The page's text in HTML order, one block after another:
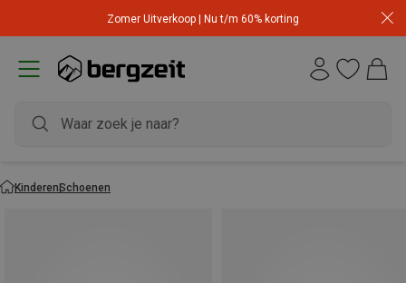
Zomer Uitverkoop | Nu t/m 60% korting
KinderenSchoenen